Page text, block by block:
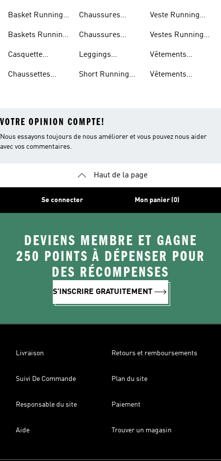
Basket Running
Baskets Running
Casquette
Chaussettes
Chaussures
Chaussures
Leggings
Short Running
Veste Running
Vestes Running
Vêtements
Vêtements
VOTRE OPINION COMPTE!
Nous essayons toujours de nous améliorer et vous pouvez nous aider
avec vos commentaires.
Haut de la page
Se connecter Mon panier (0)
DEVIENS MEMBRE ET GAGNE
250 POINTS À DÉPENSER POUR
DES RÉCOMPENSES
S'INSCRIRE GRATUITEMENT
Livraison Retours et remboursements
Suivi De Commande Plan du site
Responsable du site Paiement
Aide Trouver un magasin